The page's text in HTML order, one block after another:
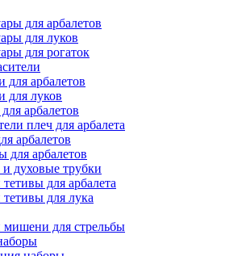
для арбалетов
для луков
для рогаток
для арбалетов
для луков
арбалетов
плеч для арбалета
арбалетов
для арбалетов
и духовые трубки
для арбалета
для лука
для стрельбы